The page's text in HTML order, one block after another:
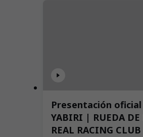
Presentación oficial
YABIRI | RUEDA DE
REAL RACING CLUB